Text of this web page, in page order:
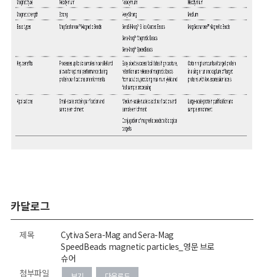
카달로그
제목
Cytiva Sera-Mag and Sera-Mag
SpeedBeads magnetic particles_영문 브로
슈어
첨부파일